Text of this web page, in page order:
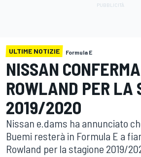
ULTIME NOTIZIE Formula E
NISSAN
ROWLAND PER LA
2019/2020
Nissan e.dams ha annunciato
Buemi resterà in Formula E a
Rowland per la stagione 2019/